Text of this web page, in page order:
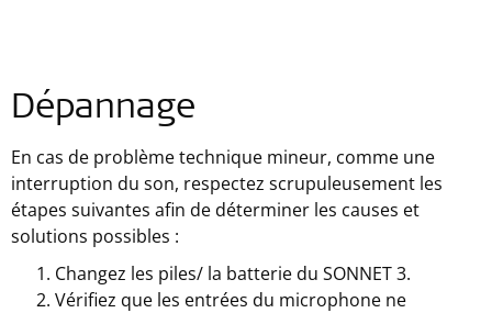
Dépannage
En cas de problème technique mineur, comme une
interruption du son, respectez scrupuleusement les
étapes suivantes afin de déterminer les causes et
solutions possibles :
Changez les piles/ la batterie du SONNET 3.
Vérifiez que les entrées du microphone ne